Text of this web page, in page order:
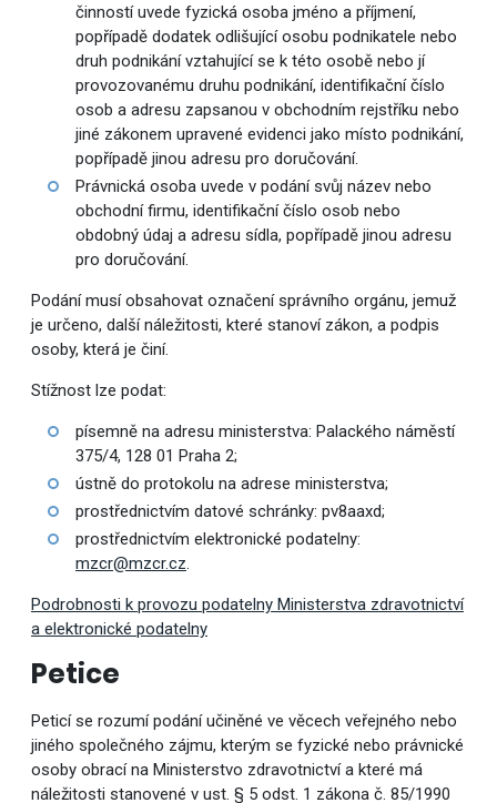
činností uvede fyzická osoba jméno a příjmení,
popřípadě dodatek odlišující osobu podnikatele nebo
druh podnikání vztahující se k této osobě nebo jí
provozovanému druhu podnikání, identifikační číslo
osob a adresu zapsanou v obchodním rejstříku nebo
jiné zákonem upravené evidenci jako místo podnikání,
popřípadě jinou adresu pro doručování.
Právnická osoba uvede v podání svůj název nebo
obchodní firmu, identifikační číslo osob nebo
obdobný údaj a adresu sídla, popřípadě jinou adresu
pro doručování.
Podání musí obsahovat označení správního orgánu, jemuž
je určeno, další náležitosti, které stanoví zákon, a podpis
osoby, která je činí.
Stížnost lze podat:
písemně na adresu ministerstva: Palackého náměstí
375/4, 128 01 Praha 2;
ústně do protokolu na adrese ministerstva;
prostřednictvím datové schránky: pv8aaxd;
prostřednictvím elektronické podatelny:
mzcr@mzcr.cz.
Podrobnosti k provozu podatelny Ministerstva zdravotnictví
a elektronické podatelny
Petice
Peticí se rozumí podání učiněné ve věcech veřejného nebo
jiného společného zájmu, kterým se fyzické nebo právnické
osoby obrací na Ministerstvo zdravotnictví a které má
náležitosti stanovené v ust. § 5 odst. 1 zákona č. 85/1990